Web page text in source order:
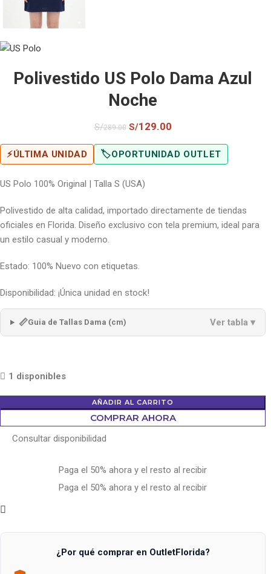
Polivestido US Polo Dama Azul
Noche
S/289.00 S/129.00
⚡ÚLTIMA UNIDAD 🏷️OPORTUNIDAD OUTLET
US Polo 100% Original | Talla S (USA)
Polivestido de alta calidad, importado directamente de tiendas
oficiales en Florida. Diseño exclusivo con tela premium, ideal para
un estilo casual y moderno.
Estado: 100% Nuevo con etiquetas.
Disponibilidad: ¡Única unidad en stock!
📏Guia de Tallas Dama (cm) Ver tabla ▾
1 disponibles
AÑADIR AL CARRITO
COMPRAR AHORA
Consultar disponibilidad
Paga el 50% ahora y el resto al recibir
Paga el 50% ahora y el resto al recibir
¿Por qué comprar en OutletFlorida?